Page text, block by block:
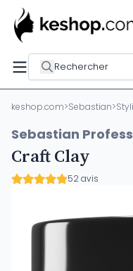
Rechercher
keshop.com>Sebastian>
Sebastian
Craft Clay
52 avis